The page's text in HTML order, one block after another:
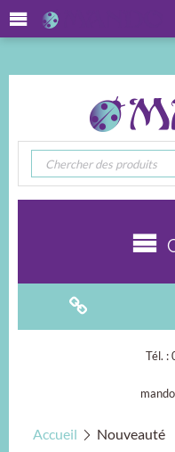
Tél. :
Accueil Nouveauté